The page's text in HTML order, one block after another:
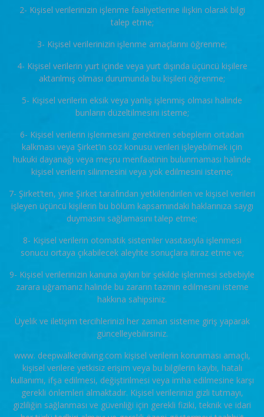
2- Kişisel verilerinizin işlenme faaliyetlerine ilişkin olarak bilgi
talep etme;
3- Kişisel verilerinizin işlenme amaçlarını öğrenme;
4- Kişisel verilerin yurt içinde veya yurt dışında üçüncü kişilere
aktarılmış olması durumunda bu kişileri öğrenme;
5- Kişisel verilerin eksik veya yanlış işlenmiş olması halinde
bunların düzeltilmesini isteme;
6- Kişisel verilerin işlenmesini gerektiren sebeplerin ortadan
kalkması veya Şirket’in söz konusu verileri işleyebilmek için
hukuki dayanağı veya meşru menfaatinin bulunmaması halinde
kişisel verilerin silinmesini veya yok edilmesini isteme;
7- Şirket’ten, yine Şirket tarafından yetkilendirilen ve kişisel verileri
işleyen üçüncü kişilerin bu bölüm kapsamındaki haklarınıza saygı
duymasını sağlamasını talep etme;
8- Kişisel verilerin otomatik sistemler vasıtasıyla işlenmesi
sonucu ortaya çıkabilecek aleyhte sonuçlara itiraz etme ve;
9- Kişisel verilerinizin kanuna aykırı bir şekilde işlenmesi sebebiyle
zarara uğramanız halinde bu zararın tazmin edilmesini isteme
hakkına sahipsiniz.
Üyelik ve iletişim tercihlerinizi her zaman sisteme giriş yaparak
güncelleyebilirsiniz.
www. deepwalkerdiving.com kişisel verilerin korunması amaçlı,
kişisel verilere yetkisiz erişim veya bu bilgilerin kaybı, hatalı
kullanımı, ifşa edilmesi, değiştirilmesi veya imha edilmesine karşı
gerekli önlemleri almaktadır. Kişisel verilerinizi gizli tutmayı,
gizliliğin sağlanması ve güvenliği için gerekli fiziki, teknik ve idari